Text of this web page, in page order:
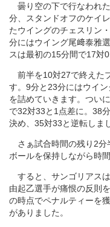
曇り空の下で行なわれ
分、スタンドオフのケイ
たウイングのチェスリン
分にはウイング尾﨑泰雅
スは最初の15分間で17対
前半を10対27で終えた
す。9分と23分にはウイ
を詰めていきます。つい
で32対33と1点差に。38
決め、35対33と逆転しま
さぁ試合時間の残り2分
ボールを保持しながら時
すると、サンゴリアス
由起乙選手が痛恨の反則
の時点でペナルティーを
がありました。